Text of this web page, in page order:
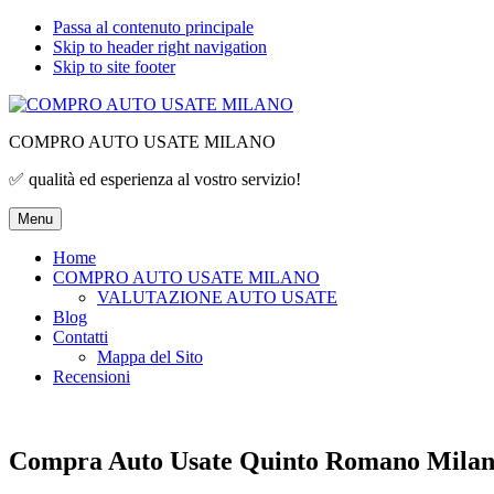
Passa al contenuto principale
Skip to header right navigation
Skip to site footer
COMPRO AUTO USATE MILANO
✅ qualità ed esperienza al vostro servizio!
Menu
Home
COMPRO AUTO USATE MILANO
VALUTAZIONE AUTO USATE
Blog
Contatti
Mappa del Sito
Recensioni
Compra Auto Usate Quinto Romano